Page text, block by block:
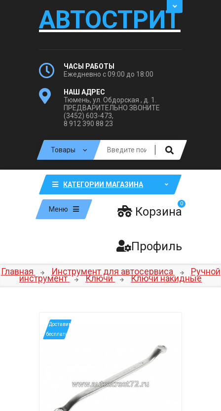
АВТОСТРИТ
ЧАСЫ РАБОТЫ
Ежедневно с 09:00 до 18:00
НАШ АДРЕС
Тюмень, ул. Обдорская , д. 1.
ПРЕДВАРИТЕЛЬНО ЗВОНИТЕ
(3452) 603-473,
8 912 390 88 23
КАТЕГОРИИ МАГАЗИНА
Меню Корзина
0
Профиль
Главная Инструмент для автосервиса Ручной
инструмент Ключи Ключи накидные
*Доставим
бесплатно